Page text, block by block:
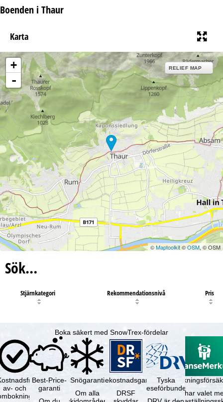
Boenden i Thaur
Karta
+
-
RELIEF MAP
©Maptoolkit©OSM, © OSM
Sök…
Stjärnkategori Rekommendationsnivå Pris
Boka säkert med SnowTrex-fördelar
av- och
Best-Price-
garanti
Snögaranti
Om alla
Resekostnadsgaranti
DRSF
Tyska
reseförbundet
Du har valet